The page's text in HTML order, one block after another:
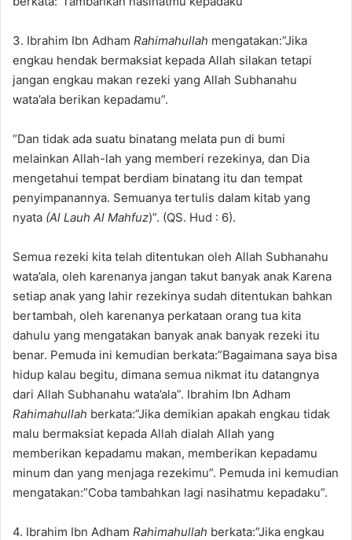
3. Ibrahim Ibn Adham Rahimahullah mengatakan:”Jika
engkau hendak bermaksiat kepada Allah silakan tetapi
jangan engkau makan rezeki yang Allah Subhanahu
wata’ala berikan kepadamu”.
“Dan tidak ada suatu binatang melata pun di bumi
melainkan Allah-lah yang memberi rezekinya, dan Dia
mengetahui tempat berdiam binatang itu dan tempat
penyimpanannya. Semuanya tertulis dalam kitab yang
nyata (Al Lauh Al Mahfuz)”. (QS. Hud : 6).
Semua rezeki kita telah ditentukan oleh Allah Subhanahu
wata’ala, oleh karenanya jangan takut banyak anak Karena
setiap anak yang lahir rezekinya sudah ditentukan bahkan
bertambah, oleh karenanya perkataan orang tua kita
dahulu yang mengatakan banyak anak banyak rezeki itu
benar. Pemuda ini kemudian berkata:”Bagaimana saya bisa
hidup kalau begitu, dimana semua nikmat itu datangnya
dari Allah Subhanahu wata’ala”. Ibrahim Ibn Adham
Rahimahullah berkata:”Jika demikian apakah engkau tidak
malu bermaksiat kepada Allah dialah Allah yang
memberikan kepadamu makan, memberikan kepadamu
minum dan yang menjaga rezekimu”. Pemuda ini kemudian
mengatakan:”Coba tambahkan lagi nasihatmu kepadaku”.
4. Ibrahim Ibn Adham Rahimahullah berkata:”Jika engkau